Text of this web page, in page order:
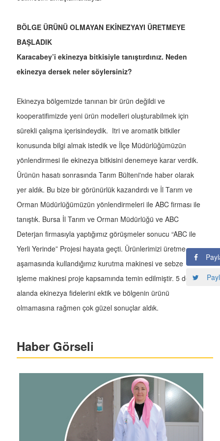
BÖLGE ÜRÜNÜ OLMAYAN EKİNEZYAYI ÜRETMEYE
BAŞLADIK
Karacabey’i ekinezya bitkisiyle tanıştırdınız. Neden
ekinezya dersek neler söylersiniz?
Ekinezya bölgemizde tanınan bir ürün değildi ve
kooperatifimizde yeni ürün modelleri oluşturabilmek için
sürekli çalışma içerisindeydik. Itri ve aromatik bitkiler
konusunda bilgi almak istedik ve İlçe Müdürlüğümüzün
yönlendirmesi ile ekinezya bitkisini denemeye karar verdik.
Ürünün hasatı sonrasında Tarım Bülteni'nde haber olarak
yer aldık. Bu bize bir görünürlük kazandırdı ve İl Tarım ve
Orman Müdürlüğümüzün yönlendirmeleri ile ABC firması ile
tanıştık. Bursa İl Tarım ve Orman Müdürlüğü ve ABC
Deterjan firmasıyla yaptığımız görüşmeler sonucu “ABC ile
Yerli Yerinde” Projesi hayata geçti. Ürünlerimizi üretme
aşamasında kullandığımız kurutma makinesi ve sebze
işleme makinesi proje kapsamında temin edilmiştir. 5 dekar
alanda ekinezya fidelerini ektik ve bölgenin ürünü
olmamasına rağmen çok güzel sonuçlar aldık.
Haber Görseli